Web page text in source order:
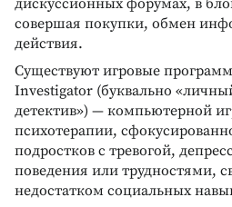
совершая покупки, обмен
действия.
Существуют игровые
Investigator (буквально
детектив») — компьютерной
психотерапии,
подростков с тревогой,
поведения или трудностями,
недостатком социальных